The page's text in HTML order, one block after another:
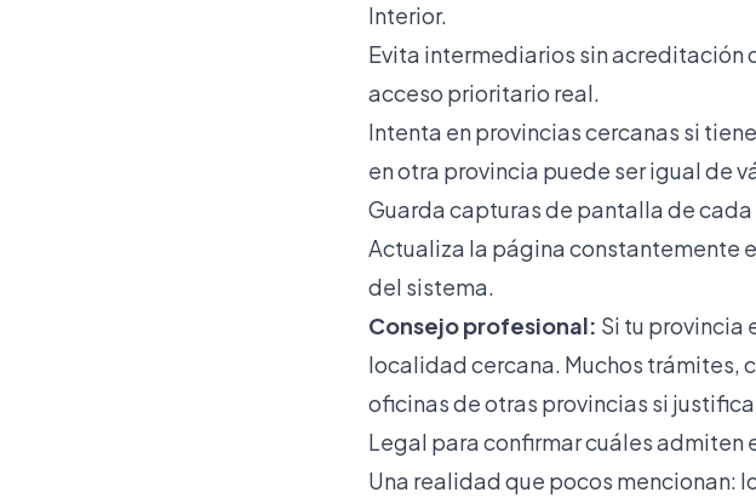
Interior.
Evita intermediarios sin acreditación
acceso prioritario real.
Intenta en provincias cercanas si
en otra provincia puede ser igual de
Guarda capturas de pantalla de
Actualiza la página constantemente
del sistema.
Consejo profesional: Si tu provincia
localidad cercana. Muchos trámites,
oficinas de otras provincias si
Legal para confirmar cuáles
Una realidad que pocos mencionan: